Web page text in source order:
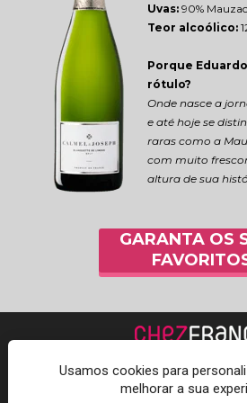
Uvas: 90%
Teor alcoólico:
Porque
rótulo?
Onde nasce a
e até hoje se
raras como a
com muito
altura de sua
GARANTA OS
Usamos cookies para
melhorar a sua